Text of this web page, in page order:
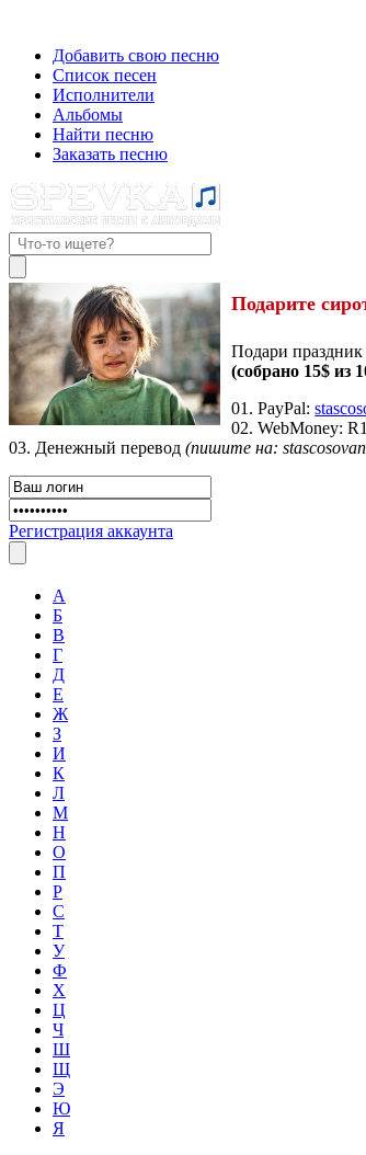
Добавить свою песню
Список песен
Исполнители
Альбомы
Найти песню
Заказать песню
Подарите
Подари
(собрано 15$ из
01. PayPal:
02. WebMoney:
03. Денежный перевод (пишите на:
Регистрация аккаунта
А
Б
В
Г
Д
Е
Ж
З
И
К
Л
М
Н
О
П
Р
С
Т
У
Ф
Х
Ц
Ч
Ш
Щ
Э
Ю
Я